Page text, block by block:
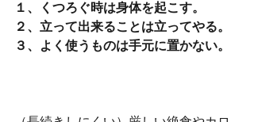
１、くつろぐ時は身体を起こす。
２、立って出来ることは立ってやる。
３、よく使うものは手元に置かない。